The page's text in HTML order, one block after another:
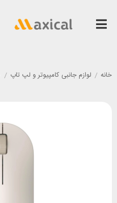
خانه / لوازم جانبی کامپیوتر و لپ تاپ /